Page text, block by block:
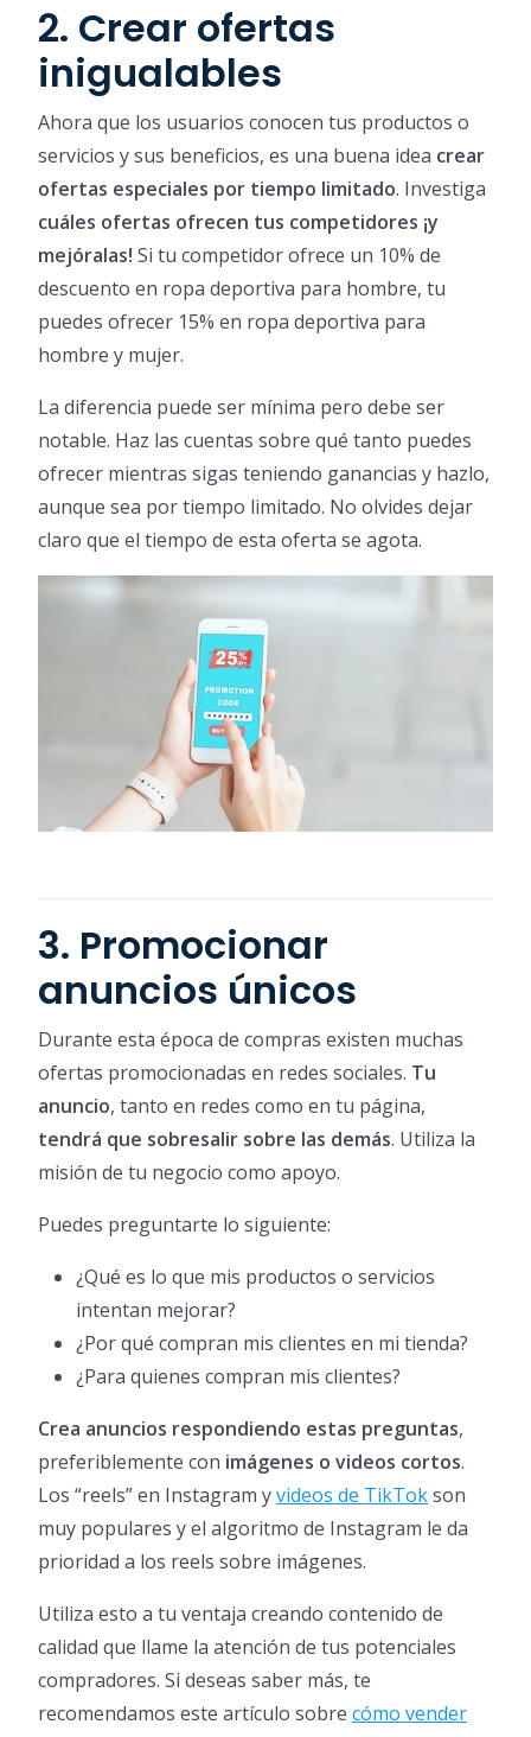
2. Crear ofertas
inigualables
Ahora que los usuarios conocen tus productos o
servicios y sus beneficios, es una buena idea crear
ofertas especiales por tiempo limitado. Investiga
cuáles ofertas ofrecen tus competidores ¡y
mejóralas! Si tu competidor ofrece un 10% de
descuento en ropa deportiva para hombre, tu
puedes ofrecer 15% en ropa deportiva para
hombre y mujer.
La diferencia puede ser mínima pero debe ser
notable. Haz las cuentas sobre qué tanto puedes
ofrecer mientras sigas teniendo ganancias y hazlo,
aunque sea por tiempo limitado. No olvides dejar
claro que el tiempo de esta oferta se agota.
3. Promocionar
anuncios únicos
Durante esta época de compras existen muchas
ofertas promocionadas en redes sociales. Tu
anuncio, tanto en redes como en tu página,
tendrá que sobresalir sobre las demás. Utiliza la
misión de tu negocio como apoyo.
Puedes preguntarte lo siguiente:
¿Qué es lo que mis productos o servicios
intentan mejorar?
¿Por qué compran mis clientes en mi tienda?
¿Para quienes compran mis clientes?
Crea anuncios respondiendo estas preguntas,
preferiblemente con imágenes o videos cortos.
Los “reels” en Instagram yvideos de TikTokson
muy populares y el algoritmo de Instagram le da
prioridad a los reels sobre imágenes.
Utiliza esto a tu ventaja creando contenido de
calidad que llame la atención de tus potenciales
compradores. Si deseas saber más, te
recomendamos este artículo sobre cómo vender